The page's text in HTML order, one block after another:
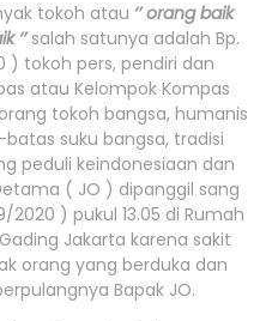
tokoh atau ‘’ orang baik
‘’salah satunya adalah Bp.
) tokoh pers, pendiri dan
atau Kelompok Kompas
tokoh bangsa, humanis
suku bangsa, tradisi
peduli keindonesiaan dan
( JO ) dipanggil sang
) pukul 13.05 di Rumah
Jakarta karena sakit
orang yang berduka dan
Bapak JO.